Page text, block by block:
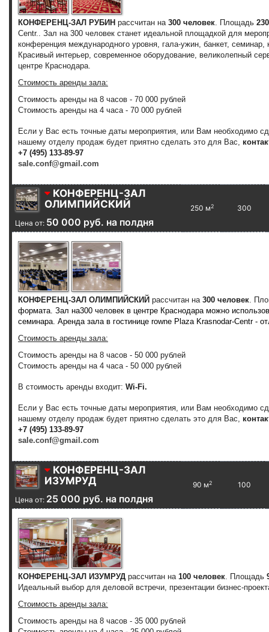
КОНФЕРЕНЦ-ЗАЛ РУБИН рассчитан на 300 человек. Площадь
Centr.. Зал на 300 человек станет идеальной площадкой для
конференция международного уровня, гала-ужин, банкет, семинар,
Красивый интерьер, современное оборудование, великолепный
центре Краснодара.
Стоимость аренды зала:
Стоимость аренды на 8 часов - 70 000 рублей
Стоимость аренды на 4 часа - 70 000 рублей
Если у Вас есть точные даты мероприятия, или Вам необходимо
нашему отделу продаж будет приятно сделать это для Вас,
+7 (495) 133-89-97
sale.conf@gmail.com
КОНФЕРЕНЦ-ЗАЛ
ОЛИМПИЙСКИЙ
Цена от: 50 000 руб. на полдня
250 м2 300
КОНФЕРЕНЦ-ЗАЛ ОЛИМПИЙСКИЙ рассчитан на 300 человек.
формата. Зал на300 человек в центре Краснодара можно
семинара. Аренда зала в гостинице rowne Plaza Krasnodar-Centr -
Стоимость аренды зала:
Стоимость аренды на 8 часов - 50 000 рублей
Стоимость аренды на 4 часа - 50 000 рублей
В стоимость аренды входит: Wi-Fi.
Если у Вас есть точные даты мероприятия, или Вам необходимо
нашему отделу продаж будет приятно сделать это для Вас,
+7 (495) 133-89-97
sale.conf@gmail.com
КОНФЕРЕНЦ-ЗАЛ
ИЗУМРУД
Цена от: 25 000 руб. на полдня
90 м2 100
КОНФЕРЕНЦ-ЗАЛ ИЗУМРУД рассчитан на 100 человек. Площадь
Идеальный выбор для деловой встречи, презентации бизнес-
Стоимость аренды зала:
Стоимость аренды на 8 часов - 35 000 рублей